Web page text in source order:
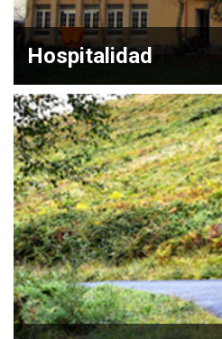
Hospitalidad